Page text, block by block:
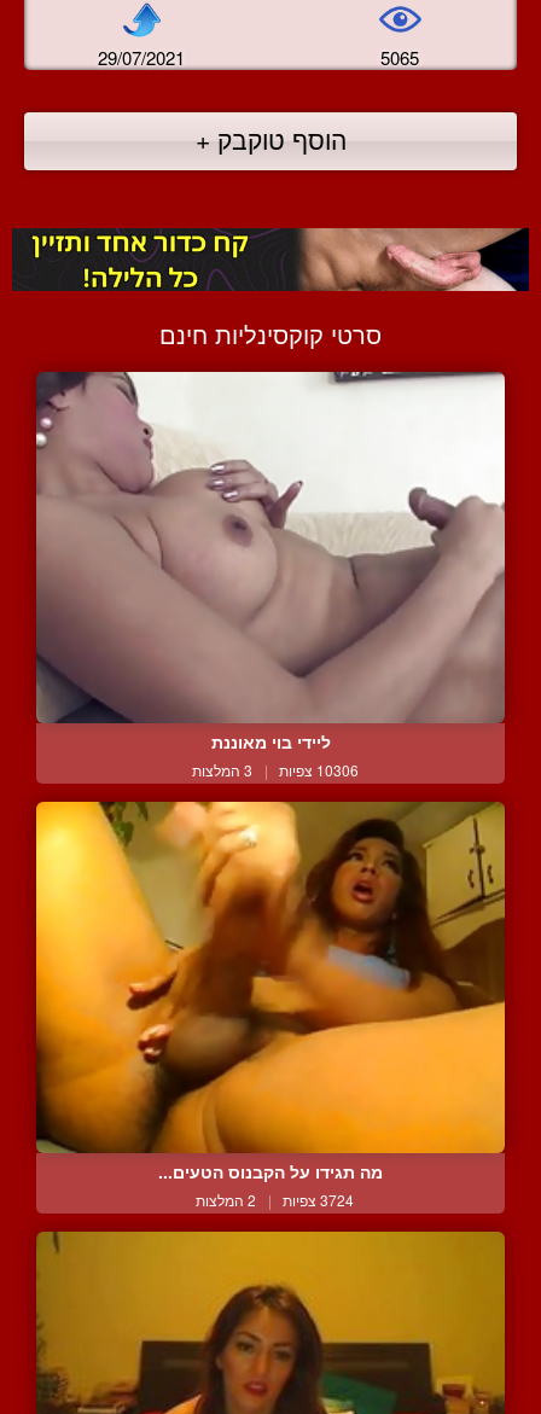
29/07/2021 5065
הוסף טוקבק +
סרטי קוקסינליות חינם
ליידי בוי מאוננת
10306 צפיות | 3 המלצות
מה תגידו על הקבנוס הטעים...
3724 צפיות | 2 המלצות